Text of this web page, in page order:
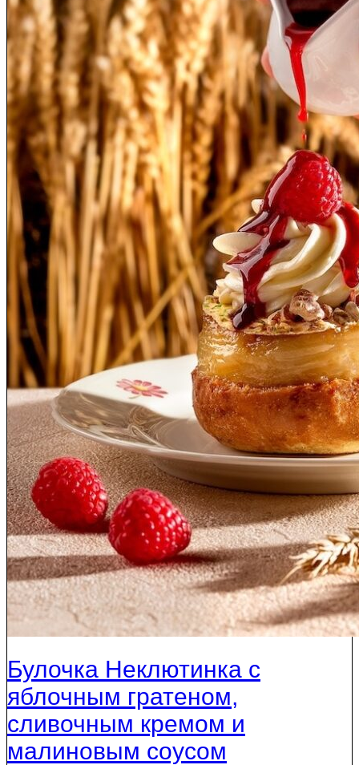
Булочка Неклютинка с
яблочным гратеном,
сливочным кремом и
малиновым соусом